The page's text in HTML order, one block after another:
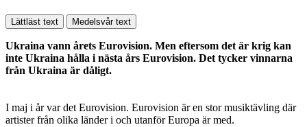
Lättläst text Medelsvår text
Ukraina vann årets Eurovision. Men eftersom det är krig kan
inte Ukraina hålla i nästa års Eurovision. Det tycker vinnarna
från Ukraina är dåligt.
I maj i år var det Eurovision. Eurovision är en stor musiktävling där
artister från olika länder i och utanför Europa är med.